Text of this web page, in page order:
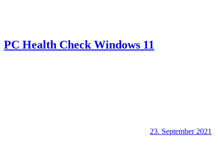
PC Health Check Windows 11
23. September 2021